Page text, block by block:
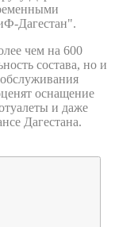
Дагестан".
чем на 600
состава, но и
оснащение
и даже
Дагестана.